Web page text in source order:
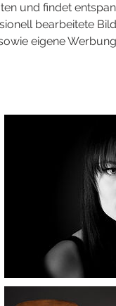
und findet
bearbeitete
eigene